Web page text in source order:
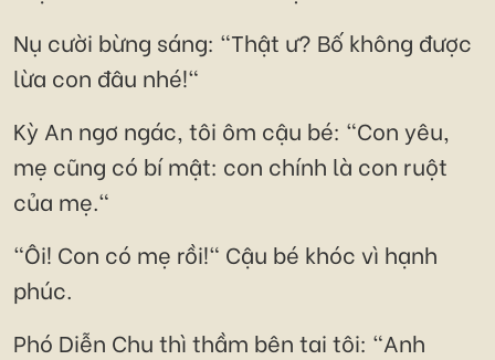
Nụ cười bừng sáng: "Thật ư? Bố không được
lừa con đâu nhé!"
Kỳ An ngơ ngác, tôi ôm cậu bé: "Con yêu,
mẹ cũng có bí mật: con chính là con ruột
của mẹ."
"Ôi! Con có mẹ rồi!" Cậu bé khóc vì hạnh
phúc.
Phó Diễn Chu thì thầm bên tai tôi: "Anh